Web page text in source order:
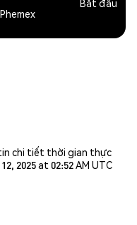
Bắt đầu
chi tiết thời gian thực
2025 at 02:52 AM UTC